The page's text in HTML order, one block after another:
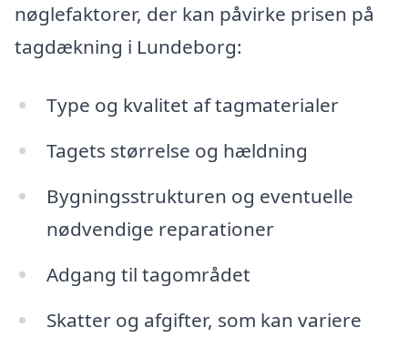
nøglefaktorer, der kan påvirke prisen på
tagdækning i Lundeborg:
Type og kvalitet af tagmaterialer
Tagets størrelse og hældning
Bygningsstrukturen og eventuelle
nødvendige reparationer
Adgang til tagområdet
Skatter og afgifter, som kan variere